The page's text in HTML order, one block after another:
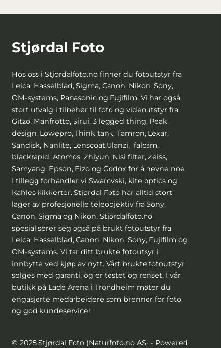
Stjørdal Foto
Hos oss i Stjordalfoto.no finner du fotoutstyr fra
Leica, Hasselblad, Sigma, Canon, Nikon, Sony,
OM-systems, Panasonic og Fujifilm. Vi har også
stort utvalg i tilbehør til foto og videoutstyr fra
Gitzo, Manfrotto, Sirui, 3 legged thing, Peak
design, Lowepro, Think tank, Tamron, Lexar,
Sandisk, Nanlite, Lenscoat,Ulanzi, falcam,
blackrapid, Atomos, Zhiyun, Nisi filter, Zeiss,
Samyang, Epson, Eizo og Godox for å nevne noe.
I tillegg forhandler vi Swarovski, kite optics og
Kahles kikkerter. Stjørdal Foto har alltid stort
lager av profesjonelle teleobjektiv fra Sony,
Canon, Sigma og Nikon. Stjordalfoto.no
spesialiserer seg også på brukt fotoutstyr fra
Leica, Hasselblad, Canon, Nikon, Sony, Fujifilm og
OM-systems. Vi tar ditt brukte fotoutsyr i
innbytte ved kjøp av nytt. Vårt brukte fotoutstyr
selges med garanti, og er testet og renset. I vår
butikk på Lade Arena i Trondheim møter du
engasjerte medarbeidere som brenner for foto
og god kundeservice!
© 2025 Stjørdal Foto (Naturfoto.no AS) - Powered